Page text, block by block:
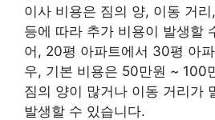
이사 비용은 짐의 양, 이동 거
등에 따라 추가 비용이 발생할
어, 20평 아파트에서 30평 아
우, 기본 비용은 50만원 ~ 100
짐의 양이 많거나 이동 거리가
발생할 수 있습니다.